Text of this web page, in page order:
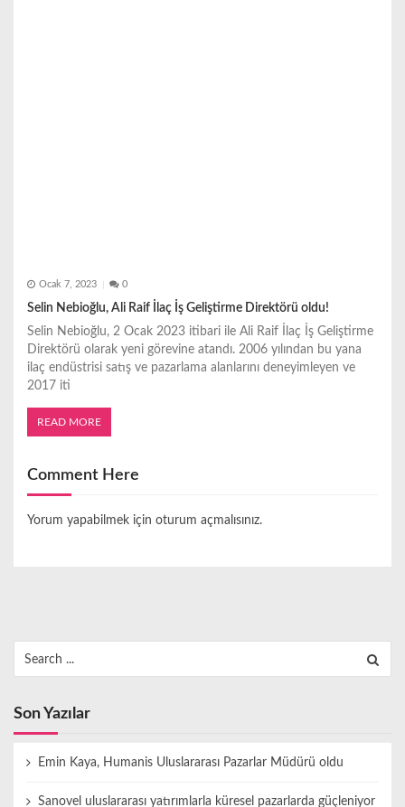
Ocak 7, 2023 0
Selin Nebioğlu, Ali Raif İlaç İş Geliştirme Direktörü oldu!
Selin Nebioğlu, 2 Ocak 2023 itibari ile Ali Raif İlaç İş Geliştirme
Direktörü olarak yeni görevine atandı. 2006 yılından bu yana
ilaç endüstrisi satış ve pazarlama alanlarını deneyimleyen ve
2017 iti
READ MORE
Comment Here
Yorum yapabilmek için oturum açmalısınız.
for:
Son Yazılar
Emin Kaya, Humanis Uluslararası Pazarlar Müdürü oldu
Sanovel uluslararası yatırımlarla küresel pazarlarda güçleniyor